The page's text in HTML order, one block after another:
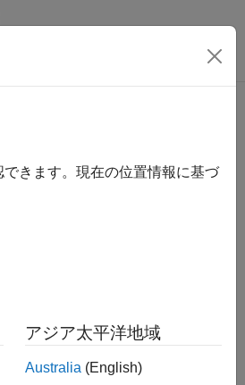
きます。現在の位置情報に基づ
アジア太平洋地域
Australia (English)